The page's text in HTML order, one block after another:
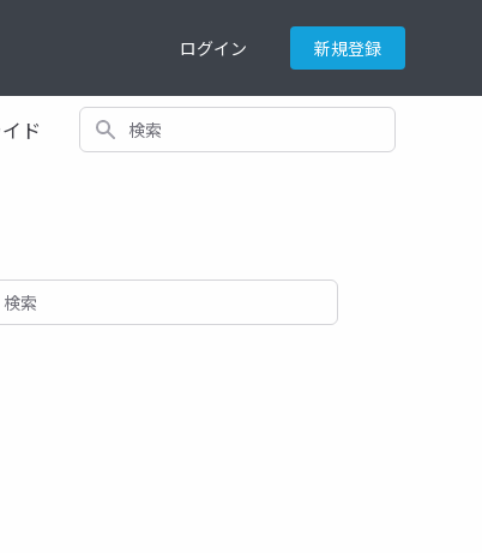
ログイン 新規登録
ド 検索